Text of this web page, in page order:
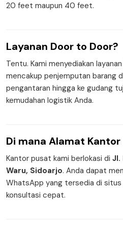
20 feet maupun 40 feet.
Layanan Door to Door?
Tentu. Kami menyediakan layanan
mencakup penjemputan barang
pengantaran hingga ke gudang
kemudahan logistik Anda.
Di mana Alamat Kantor
Kantor pusat kami berlokasi di Jl.
Waru, Sidoarjo. Anda dapat
WhatsApp yang tersedia di
konsultasi cepat.